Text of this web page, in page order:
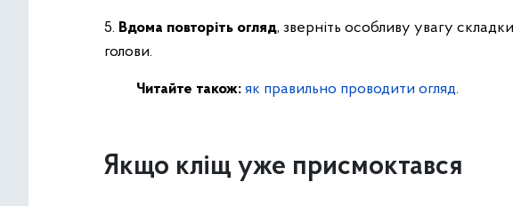
5. Вдома повторіть огляд, зверніть особливу увагу
голови.
Читайте також: як правильно проводити огляд.
Якщо кліщ уже присмоктався